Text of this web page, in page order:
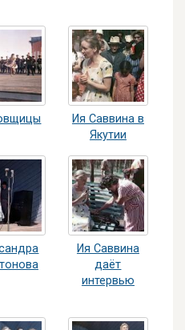
Ия Саввина в
Якутии
Ия Саввина
даёт
интервью